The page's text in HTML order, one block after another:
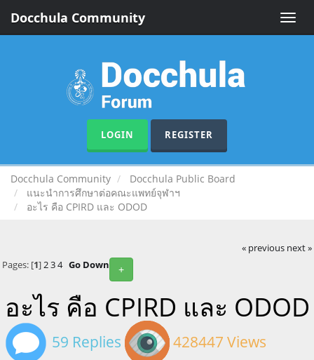
Toggle
Docchula Community
LOGIN REGISTER
Docchula Community
Docchula Public Board
แนะนำการศึกษาต่อคณะแพทย์จุฬาฯ
อะไร คือ CPIRD และ ODOD
« previous next »
+
Pages: [1]2 3 4 Go Down
อะไร คือ CPIRD และ ODOD
59 Replies 428447 Views